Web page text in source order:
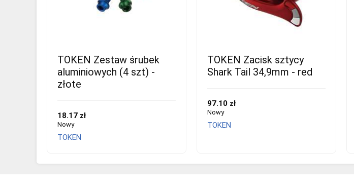
TOKEN Zestaw śrubek
aluminiowych (4 szt) -
złote
18.17 zł
Nowy
TOKEN
TOKEN Zacisk sztycy
Shark Tail 34,9mm - red
97.10 zł
Nowy
TOKEN